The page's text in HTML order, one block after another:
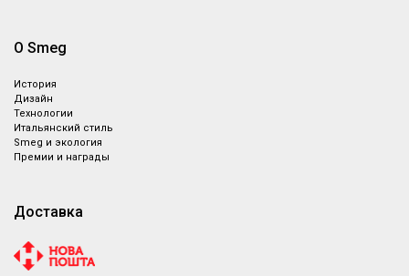
О Smeg
История
Дизайн
Технологии
Итальянский стиль
Smeg и экология
Премии и награды
Доставка